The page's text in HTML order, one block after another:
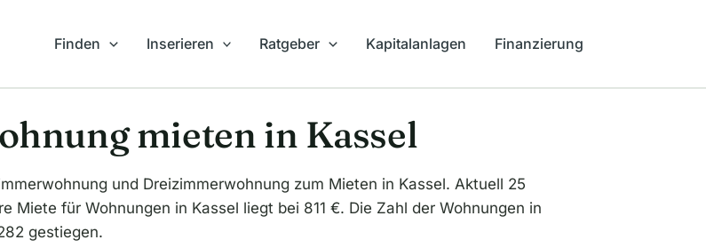
Finden Inserieren Ratgeber Kapitalanlagen Finanzierung
mieten in Kassel
und Dreizimmerwohnung zum Mieten in Kassel. Aktuell 25
Miete für Wohnungen in Kassel liegt bei 811 €. Die Zahl der Wohnungen in
gestiegen.